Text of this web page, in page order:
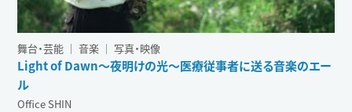
舞台・芸能 ｜ 音楽 ｜ 写真・映像
Light of Dawn〜夜明けの光～医療従事者に送る音楽のエー
ル
Office SHIN